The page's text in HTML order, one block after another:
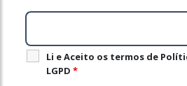
Li e Aceito os termos de
LGPD *